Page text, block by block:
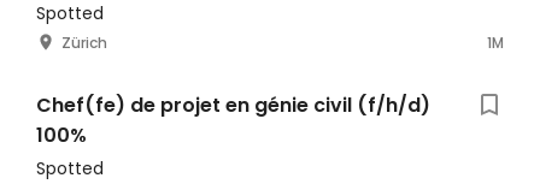
Spotted
Zürich 1M
Chef(fe) de projet en génie civil (f/h/d)
100%
Spotted